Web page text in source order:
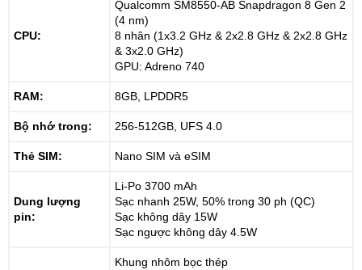
CPU:
Qualcomm SM8550-AB Snapdragon 8 Gen 2
(4 nm)
8 nhân (1x3.2 GHz & 2x2.8 GHz & 2x2.8 GHz
& 3x2.0 GHz)
GPU: Adreno 740
RAM: 8GB, LPDDR5
Bộ nhớ trong: 256-512GB, UFS 4.0
Thẻ SIM: Nano SIM và eSIM
Dung lượng
pin:
Li-Po 3700 mAh
Sạc nhanh 25W, 50% trong 30 ph (QC)
Sạc không dây 15W
Sạc ngược không dây 4.5W
Khung nhôm bọc thép